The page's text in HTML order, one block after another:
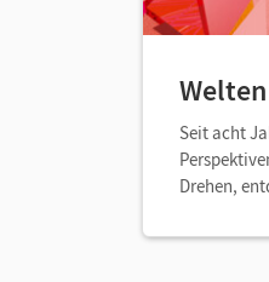
Seit acht
Drehen,